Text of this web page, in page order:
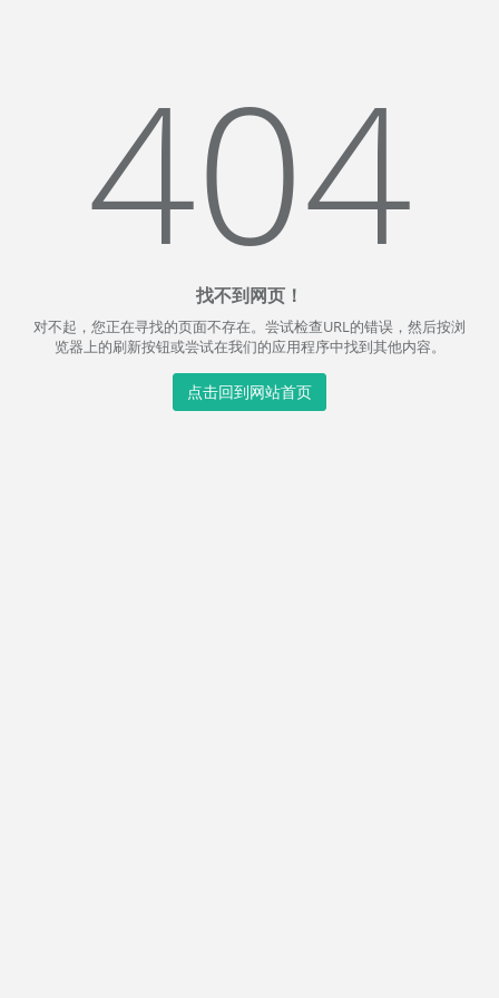
404
找不到网页！
对不起，您正在寻找的页面不存在。尝试检查URL的错误，然后按浏
览器上的刷新按钮或尝试在我们的应用程序中找到其他内容。
点击回到网站首页